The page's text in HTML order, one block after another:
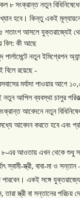
৮ সংক্রান্ত নতুন
হবে। কিন্তু একই
শতাংশ আসলে যুক্তরাজ্যেই
বিল: কী আছে
পার্লামেন্টে নতুন ইমিগ্রেশন
বিলে রয়েছে-
মর্যাদা পাওয়ার আগে ১০,
নতুন আপিল ব্যবস্থা চালুর
আবেদনে নতুন
মধ্যে আবেদন করতে হবে এবং
৮-এর আওতায় এখন থেকে শুধু
স্বামী-স্ত্রী, বাবা-মা ও সন্তান
পারবেন। একই সঙ্গে যুক্তরাজ্যে
,তারা স্ত্রী বা সন্তানের পরিচয়